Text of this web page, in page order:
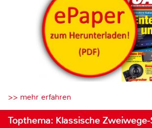
>> mehr erfahren
Topthema: Klassische